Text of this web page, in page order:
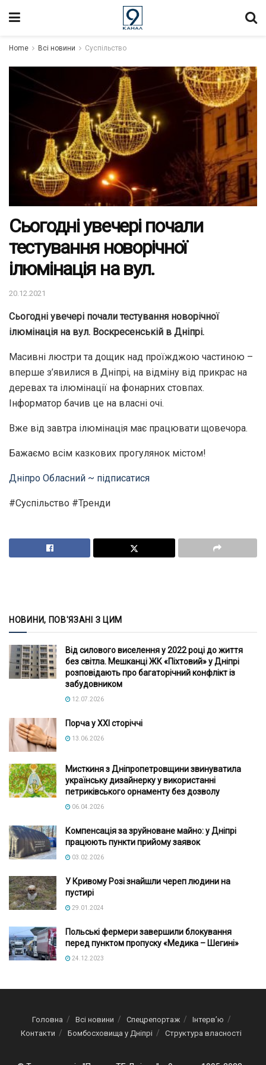
Home Всі новини Суспільство
Сьогодні увечері почали
тестування новорічної
ілюмінація на вул.
20.12.2021
Сьогодні увечері почали тестування новорічної
ілюмінація на вул. Воскресенській в Дніпрі.
Масивні люстри та дощик над проїжджою частиною –
вперше з’явилися в Дніпрі, на відміну від прикрас на
деревах та ілюмінації на фонарних стовпах.
Інформатор бачив це на власні очі.
Вже від завтра ілюмінація має працювати щовечора.
Бажаємо всім казкових прогулянок містом!
Дніпро Обласний ~ підписатися
#Суспільство #Тренди
НОВИНИ, ПОВ'ЯЗАНІ З ЦИМ
Від силового виселення у 2022 році до життя
без світла. Мешканці ЖК «Піхтовий» у Дніпрі
розповідають про багаторічний конфлікт із
забудовником
12.07.2026
Порча у XXI сторіччі
13.06.2026
Мисткиня з Дніпропетровщини звинуватила
українську дизайнерку у використанні
петриківського орнаменту без дозволу
06.04.2026
Компенсація за зруйноване майно: у Дніпрі
працюють пункти прийому заявок
03.02.2026
У Кривому Розі знайшли череп людини на
пустирі
29.01.2024
Польські фермери завершили блокування
перед пунктом пропуску «Медика – Шегині»
24.12.2023
Головна Всі новини Спецрепортаж
Інтерв’ю
Контакти
Бомбосховища у Дніпрі Структура власності